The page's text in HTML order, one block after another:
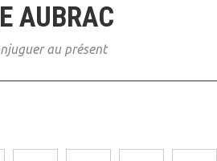
AUBRAC
au présent